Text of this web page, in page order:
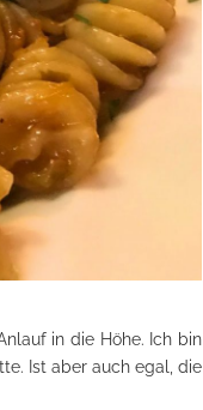
in die Höhe. Ich bin
Ist aber auch egal, die